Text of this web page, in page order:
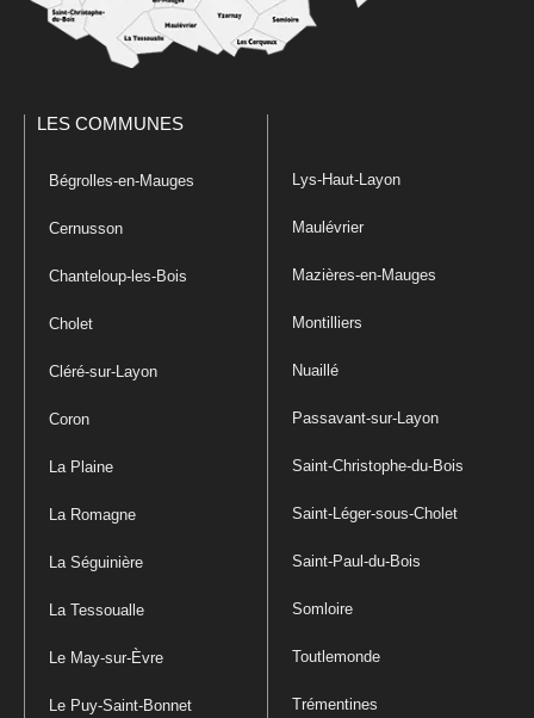
LES COMMUNES
Bégrolles-en-Mauges
Cernusson
Chanteloup-les-Bois
Cholet
Cléré-sur-Layon
Coron
La Plaine
La Romagne
La Séguinière
La Tessoualle
Le May-sur-Èvre
Le Puy-Saint-Bonnet
Lys-Haut-Layon
Maulévrier
Mazières-en-Mauges
Montilliers
Nuaillé
Passavant-sur-Layon
Saint-Christophe-du-Bois
Saint-Léger-sous-Cholet
Saint-Paul-du-Bois
Somloire
Toutlemonde
Trémentines